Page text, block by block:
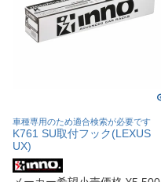
車種専用のため適合検索が必要です
K761 SU取付フック(LEXUS
UX)